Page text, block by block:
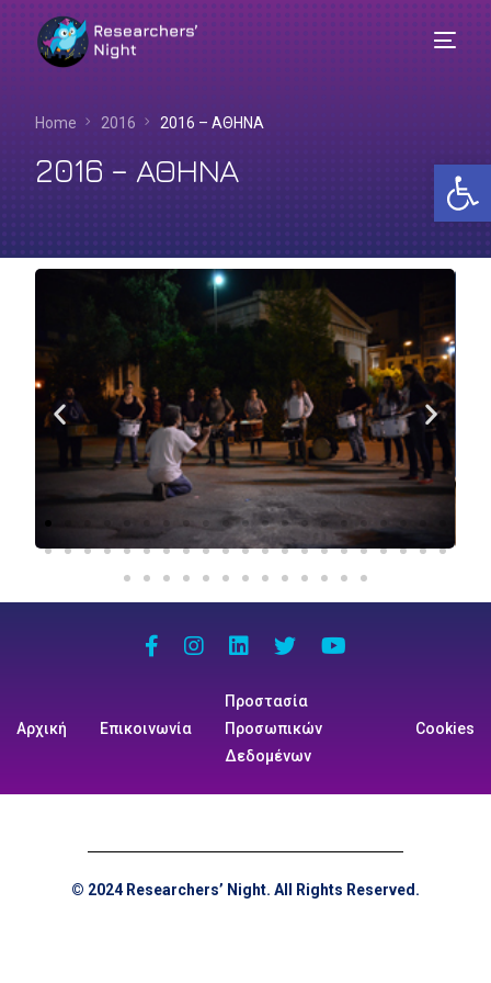
Home 2016 2016 – ΑΘΗΝΑ
2016 – ΑΘΗΝΑ
Αρχική Επικοινωνία
Προστασία
Προσωπικών
Δεδομένων
Cookies
© 2024 Researchers’ Night. All Rights Reserved.
Ελληνικά